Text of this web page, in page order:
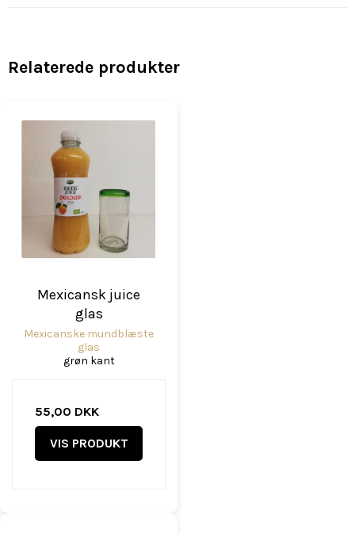
Relaterede produkter
Mexicansk juice
glas
Mexicanske mundblæste
glas
grøn kant
55,00 DKK
VIS PRODUKT